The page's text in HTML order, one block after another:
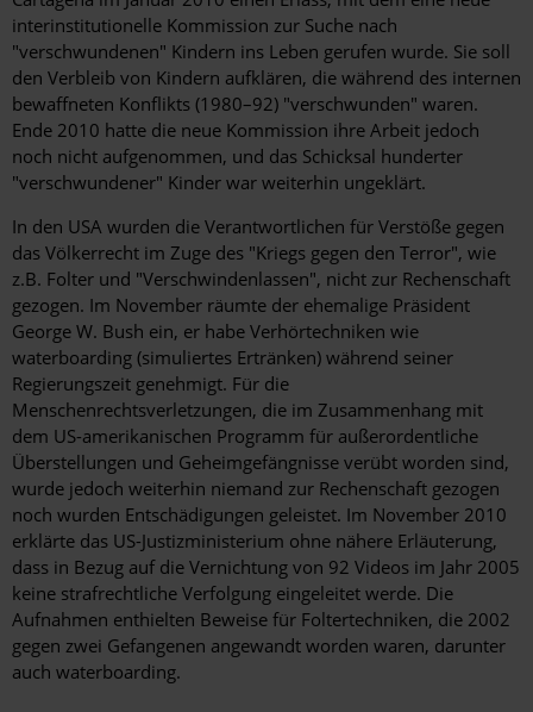
interinstitutionelle Kommission zur Suche nach
"verschwundenen" Kindern ins Leben gerufen wurde. Sie soll
den Verbleib von Kindern aufklären, die während des internen
bewaffneten Konflikts (1980–92) "verschwunden" waren.
Ende 2010 hatte die neue Kommission ihre Arbeit jedoch
noch nicht aufgenommen, und das Schicksal hunderter
"verschwundener" Kinder war weiterhin ungeklärt.
In den USA wurden die Verantwortlichen für Verstöße gegen
das Völkerrecht im Zuge des "Kriegs gegen den Terror", wie
z.B. Folter und "Verschwindenlassen", nicht zur Rechenschaft
gezogen. Im November räumte der ehemalige Präsident
George W. Bush ein, er habe Verhörtechniken wie
waterboarding (simuliertes Ertränken) während seiner
Regierungszeit genehmigt. Für die
Menschenrechtsverletzungen, die im Zusammenhang mit
dem US-amerikanischen Programm für außerordentliche
Überstellungen und Geheimgefängnisse verübt worden sind,
wurde jedoch weiterhin niemand zur Rechenschaft gezogen
noch wurden Entschädigungen geleistet. Im November 2010
erklärte das US-Justizministerium ohne nähere Erläuterung,
dass in Bezug auf die Vernichtung von 92 Videos im Jahr 2005
keine strafrechtliche Verfolgung eingeleitet werde. Die
Aufnahmen enthielten Beweise für Foltertechniken, die 2002
gegen zwei Gefangenen angewandt worden waren, darunter
auch waterboarding.